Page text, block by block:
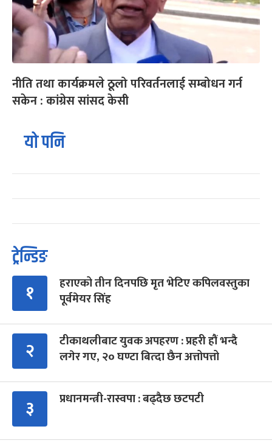
नीति तथा कार्यक्रमले ठूलो परिवर्तनलाई सम्बोधन गर्न
सकेन : कांग्रेस सांसद केसी
यो पनि
ट्रेन्डिङ
१
हराएको तीन दिनपछि मृत भेटिए कपिलवस्तुका
पूर्वमेयर सिंह
२
टीकाथलीबाट युवक अपहरण : प्रहरी हौं भन्दै
लगेर गए, २० घण्टा बित्दा छैन अत्तोपत्तो
३ प्रधानमन्त्री-रास्वपा : बढ्दैछ छटपटी